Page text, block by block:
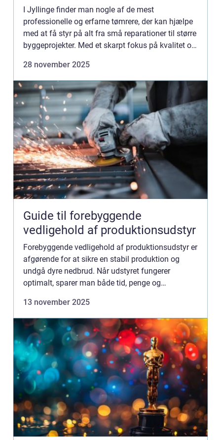
I Jyllinge finder man nogle af de mest
professionelle og erfarne tømrere, der kan hjælpe
med at få styr på alt fra små reparationer til større
byggeprojekter. Med et skarpt fokus på kvalitet og
28 november 2025
Guide til forebyggende
vedligehold af produktionsudstyr
Forebyggende vedligehold af produktionsudstyr er
afgørende for at sikre en stabil produktion og
undgå dyre nedbrud. Når udstyret fungerer
optimalt, sparer man både tid, penge og
ved...
13 november 2025